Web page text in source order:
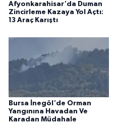
Afyonkarahisar'da Duman
Zincirleme Kazaya Yol Açtı:
13 Araç Karıştı
Bursa İnegöl'de Orman
Yangınına Havadan Ve
Karadan Müdahale